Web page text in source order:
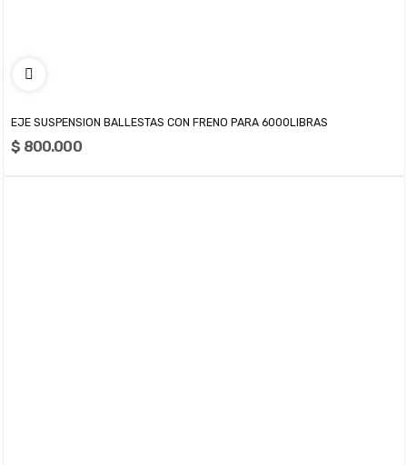
EJE SUSPENSION BALLESTAS CON FRENO PARA 6000LIBRAS
$ 800.000